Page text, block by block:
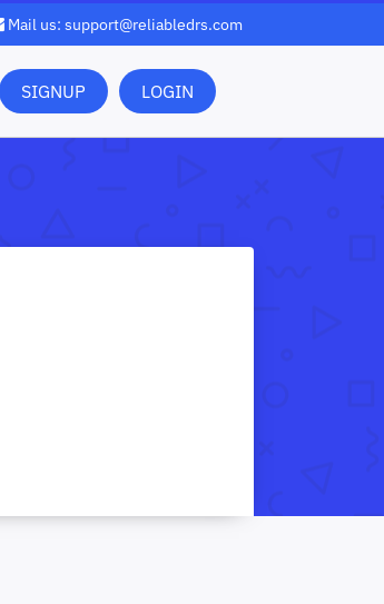
Mail us: support@reliabledrs.com
SIGNUP LOGIN